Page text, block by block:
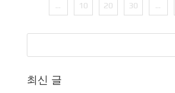
...
10 20 30 ...
최신 글